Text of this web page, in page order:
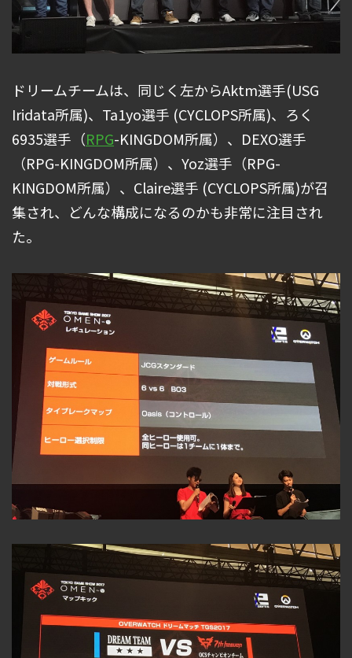
ドリームチームは、同じく左からAktm選手(USG
Iridata所属)、Ta1yo選手 (CYCLOPS所属)、ろく
6935選手（RPG-KINGDOM所属）、DEXO選手
（RPG-KINGDOM所属）、Yoz選手（RPG-
KINGDOM所属）、Claire選手 (CYCLOPS所属)が召
集され、どんな構成になるのかも非常に注目され
た。